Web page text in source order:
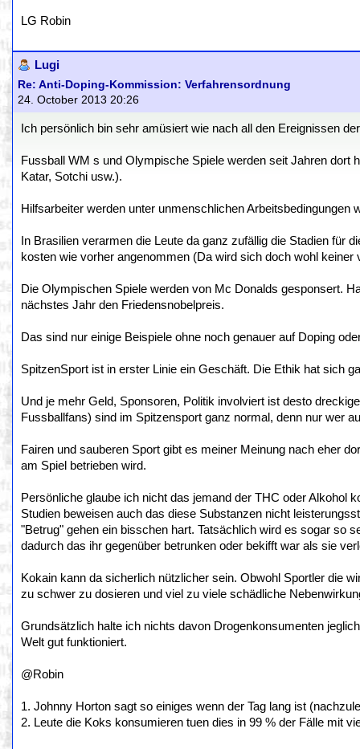
LG Robin
Lugi
Re: Anti-Doping-Kommission: Verfahrensordnung
24. October 2013 20:26
Ich persönlich bin sehr amüsiert wie nach all den Ereignissen
Fussball WM s und Olympische Spiele werden seit Jahren dort
Katar, Sotchi usw.).
Hilfsarbeiter werden unter unmenschlichen Arbeitsbedingungen
In Brasilien verarmen die Leute da ganz zufällig die Stadien für
kosten wie vorher angenommen (Da wird sich doch wohl keiner
Die Olympischen Spiele werden von Mc Donalds gesponsert.
nächstes Jahr den Friedensnobelpreis.
Das sind nur einige Beispiele ohne noch genauer auf Doping
SpitzenSport ist in erster Linie ein Geschäft. Die Ethik hat sich
Und je mehr Geld, Sponsoren, Politik involviert ist desto
Fussballfans) sind im Spitzensport ganz normal, denn nur wer
Fairen und sauberen Sport gibt es meiner Meinung nach eher
am Spiel betrieben wird.
Persönliche glaube ich nicht das jemand der THC oder Alkohol
Studien beweisen auch das diese Substanzen nicht
"Betrug" gehen ein bisschen hart. Tatsächlich wird es sogar so
dadurch das ihr gegenüber betrunken oder bekifft war als sie
Kokain kann da sicherlich nützlicher sein. Obwohl Sportler die
zu schwer zu dosieren und viel zu viele schädliche
Grundsätzlich halte ich nichts davon Drogenkonsumenten
Welt gut funktioniert.
@Robin
1. Johnny Horton sagt so einiges wenn der Tag lang ist
2. Leute die Koks konsumieren tuen dies in 99 % der Fälle mit